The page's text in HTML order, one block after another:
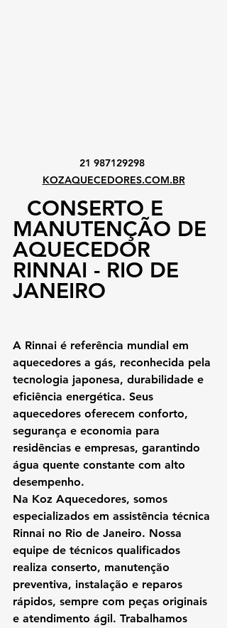
21 987129298
KOZAQUECEDORES.COM.BR
CONSERTO E
MANUTENÇÃO DE
AQUECEDOR
RINNAI - RIO DE
JANEIRO
A Rinnai é referência mundial em
aquecedores a gás, reconhecida pela
tecnologia japonesa, durabilidade e
eficiência energética. Seus
aquecedores oferecem conforto,
segurança e economia para
residências e empresas, garantindo
água quente constante com alto
desempenho.
Na Koz Aquecedores, somos
especializados em assistência técnica
Rinnai no Rio de Janeiro. Nossa
equipe de técnicos qualificados
realiza conserto, manutenção
preventiva, instalação e reparos
rápidos, sempre com peças originais
e atendimento ágil. Trabalhamos